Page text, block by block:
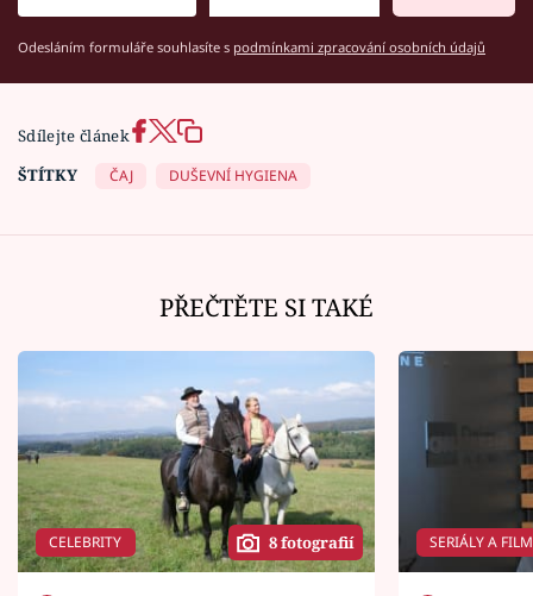
Odesláním formuláře souhlasíte s podmínkami zpracování osobních údajů
Sdílejte článek
ŠTÍTKY
ČAJ DUŠEVNÍ HYGIENA
PŘEČTĚTE SI TAKÉ
CELEBRITY 8 fotografií SERIÁLY A